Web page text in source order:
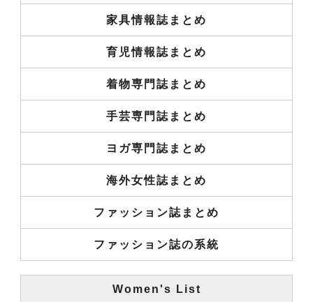
家具情報誌まとめ
育児情報誌まとめ
着物専門誌まとめ
手芸専門誌まとめ
ヨガ専門誌まとめ
海外女性誌まとめ
ファッション誌まとめ
ファッション誌の系統
Women's List